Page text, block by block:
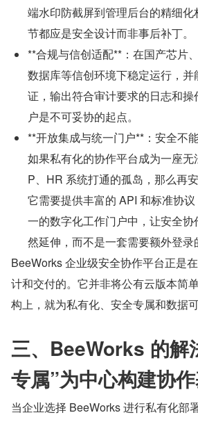
端水印防截屏到管理后台的精细
节都应是安全设计而非事后补丁。
**合规与信创适配**：在国产芯片
数据库等信创环境下稳定运行，并
证，输出符合审计要求的日志和
户是不可妥协的起点。
**开放集成与统一门户**：安全不
如果私有化的协作平台成为一座无
P、HR 系统打通的孤岛，那么再
它需要提供丰富的 API 和标准协
一的数字化工作门户中，让安全协
然延伸，而不是一套需要额外登录
BeeWorks 企业级安全协作平台正是
计和交付的。它并非将公有云版本简
构上，就为私有化、安全专属和数据可
三、BeeWorks 的解
专属”为中心构建协
当企业选择 BeeWorks 进行私有化部